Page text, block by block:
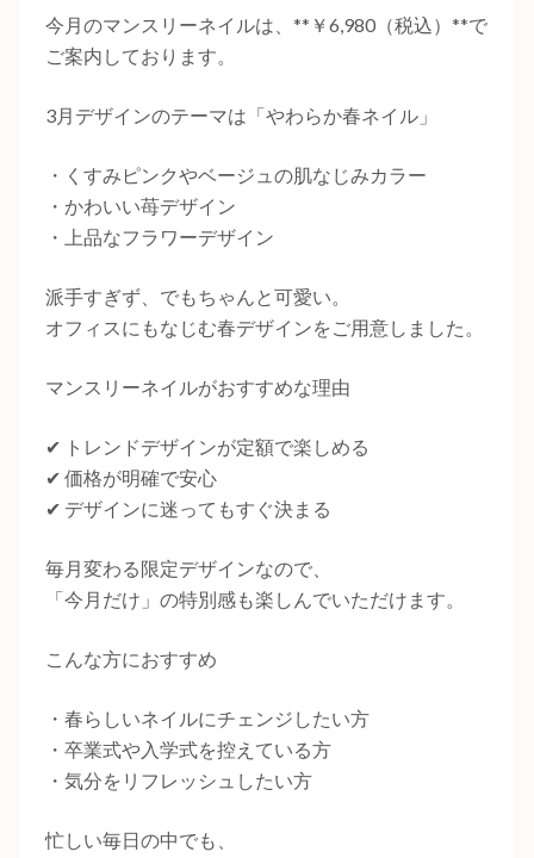
今月のマンスリーネイルは、**￥6,980（税込）**で
ご案内しております。
3月デザインのテーマは「やわらか春ネイル」
・くすみピンクやベージュの肌なじみカラー
・かわいい苺デザイン
・上品なフラワーデザイン
派手すぎず、でもちゃんと可愛い。
オフィスにもなじむ春デザインをご用意しました。
マンスリーネイルがおすすめな理由
✔ トレンドデザインが定額で楽しめる
✔ 価格が明確で安心
✔ デザインに迷ってもすぐ決まる
毎月変わる限定デザインなので、
「今月だけ」の特別感も楽しんでいただけます。
こんな方におすすめ
・春らしいネイルにチェンジしたい方
・卒業式や入学式を控えている方
・気分をリフレッシュしたい方
忙しい毎日の中でも、